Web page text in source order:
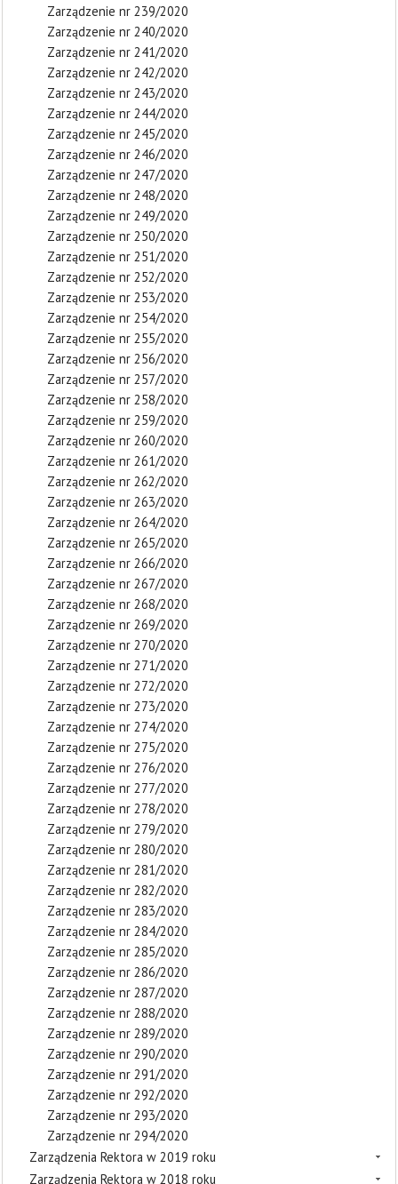
Zarządzenie nr 239/2020
Zarządzenie nr 240/2020
Zarządzenie nr 241/2020
Zarządzenie nr 242/2020
Zarządzenie nr 243/2020
Zarządzenie nr 244/2020
Zarządzenie nr 245/2020
Zarządzenie nr 246/2020
Zarządzenie nr 247/2020
Zarządzenie nr 248/2020
Zarządzenie nr 249/2020
Zarządzenie nr 250/2020
Zarządzenie nr 251/2020
Zarządzenie nr 252/2020
Zarządzenie nr 253/2020
Zarządzenie nr 254/2020
Zarządzenie nr 255/2020
Zarządzenie nr 256/2020
Zarządzenie nr 257/2020
Zarządzenie nr 258/2020
Zarządzenie nr 259/2020
Zarządzenie nr 260/2020
Zarządzenie nr 261/2020
Zarządzenie nr 262/2020
Zarządzenie nr 263/2020
Zarządzenie nr 264/2020
Zarządzenie nr 265/2020
Zarządzenie nr 266/2020
Zarządzenie nr 267/2020
Zarządzenie nr 268/2020
Zarządzenie nr 269/2020
Zarządzenie nr 270/2020
Zarządzenie nr 271/2020
Zarządzenie nr 272/2020
Zarządzenie nr 273/2020
Zarządzenie nr 274/2020
Zarządzenie nr 275/2020
Zarządzenie nr 276/2020
Zarządzenie nr 277/2020
Zarządzenie nr 278/2020
Zarządzenie nr 279/2020
Zarządzenie nr 280/2020
Zarządzenie nr 281/2020
Zarządzenie nr 282/2020
Zarządzenie nr 283/2020
Zarządzenie nr 284/2020
Zarządzenie nr 285/2020
Zarządzenie nr 286/2020
Zarządzenie nr 287/2020
Zarządzenie nr 288/2020
Zarządzenie nr 289/2020
Zarządzenie nr 290/2020
Zarządzenie nr 291/2020
Zarządzenie nr 292/2020
Zarządzenie nr 293/2020
Zarządzenie nr 294/2020
Zarządzenia Rektora w 2019 roku
Zarządzenia Rektora w 2018 roku